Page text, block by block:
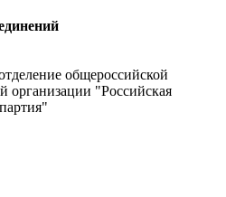
общероссийской
организации "Российская